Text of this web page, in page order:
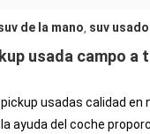
de la mano, suv
usada campo a
usadas calidad
ayuda del coche